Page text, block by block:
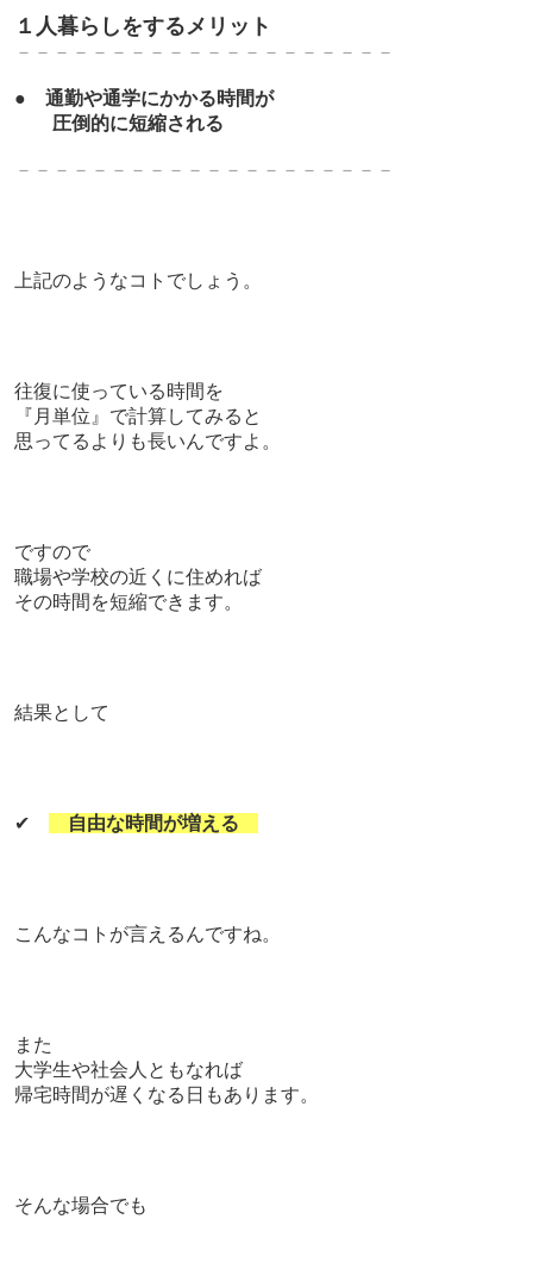
１人暮らしをするメリット
－－－－－－－－－－－－－－－－－－－－
● 通勤や通学にかかる時間が
圧倒的に短縮される
－－－－－－－－－－－－－－－－－－－－
上記のようなコトでしょう。
往復に使っている時間を
『月単位』で計算してみると
思ってるよりも長いんですよ。
ですので
職場や学校の近くに住めれば
その時間を短縮できます。
結果として
✔ 自由な時間が増える
こんなコトが言えるんですね。
また
大学生や社会人ともなれば
帰宅時間が遅くなる日もあります。
そんな場合でも